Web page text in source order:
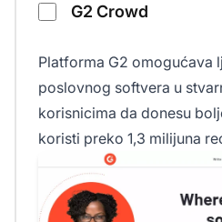
G2 Crowd
Platforma G2 omogućava
poslovnog softvera u
korisnicima da donesu
koristi preko 1,3 milijuna